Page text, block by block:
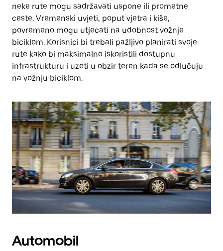
neke rute mogu sadržavati uspone ili prometne
ceste. Vremenski uvjeti, poput vjetra i kiše,
povremeno mogu utjecati na udobnost vožnje
biciklom. Korisnici bi trebali pažljivo planirati svoje
rute kako bi maksimalno iskoristili dostupnu
infrastrukturu i uzeti u obzir teren kada se odlučuju
na vožnju biciklom.
Automobil